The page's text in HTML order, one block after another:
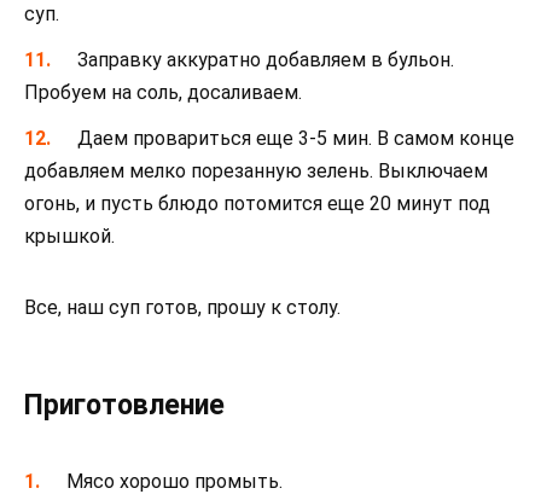
суп.
Заправку аккуратно добавляем в бульон.
Пробуем на соль, досаливаем.
Даем провариться еще 3-5 мин. В самом конце
добавляем мелко порезанную зелень. Выключаем
огонь, и пусть блюдо потомится еще 20 минут под
крышкой.
Все, наш суп готов, прошу к столу.
Приготовление
Мясо хорошо промыть.